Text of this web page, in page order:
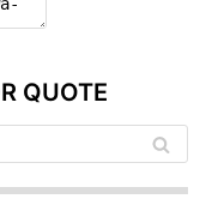
QUOTE